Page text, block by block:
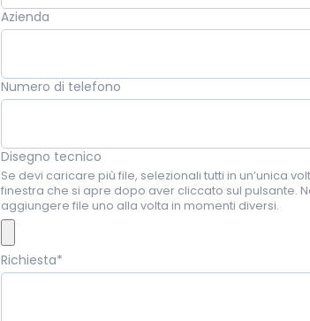
Azienda
Numero di telefono
Disegno tecnico
Se devi caricare più file, selezionali tutti in un’unica
finestra che si apre dopo aver cliccato sul pulsante.
aggiungere file uno alla volta in momenti diversi.
Richiesta*